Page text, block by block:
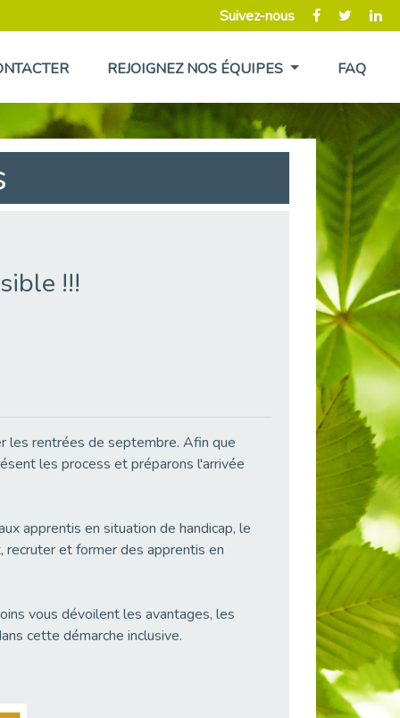
Suivez-nous
REJOIGNEZ NOS ÉQUIPES FAQ
!!!
les rentrées de septembre. Afin que
les process et préparons l'arrivée
apprentis en situation de handicap, le
recruter et former des apprentis en
vous dévoilent les avantages, les
cette démarche inclusive.